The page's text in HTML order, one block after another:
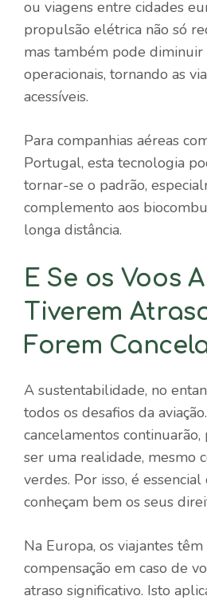
ou viagens entre cidades
propulsão elétrica não só
mas também pode diminuir
operacionais, tornando as
acessíveis.
Para companhias aéreas
Portugal, esta tecnologia
tornar-se o padrão,
complemento aos
longa distância.
E Se os Voos
Tiverem
Forem
A sustentabilidade, no
todos os desafios da
cancelamentos
ser uma realidade, mesmo
verdes. Por isso, é
conheçam bem os seus
Na Europa, os viajantes
compensação em caso de
atraso significativo. Isto